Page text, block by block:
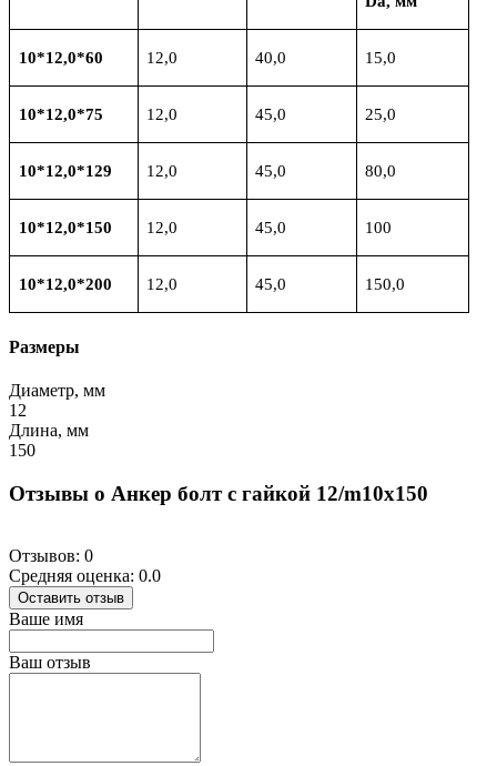
10*12,0*60 12,0 40,0 15,0
10*12,0*75 12,0 45,0 25,0
10*12,0*129 12,0 45,0 80,0
10*12,0*150 12,0 45,0 100
10*12,0*200 12,0 45,0 150,0
Размеры
Диаметр, мм
12
Длина, мм
150
Отзывы о Анкер болт с гайкой 12/m10х150
Отзывов: 0
Средняя оценка: 0.0
Оставить отзыв
Ваше имя
Ваш отзыв